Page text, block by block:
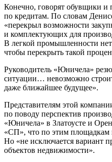
Конечно, говорят обувщики и
по кредитам. По словам
«перекрыл возможности
и комплектующих для
В легкой промышленности
чтобы перекрыть такой
Руководитель «Юничела»
ситуации… невозможно
даже ближайшее будущее».
Представителям этой
по поводу перспектив
«Юничела» в Златоусте и
«СП», что по этим площадкам
Но «не исключается вариант
объектов недвижимости».